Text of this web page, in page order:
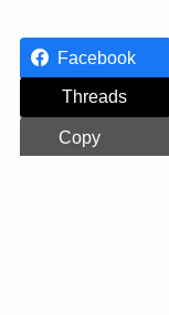
Facebook
Threads
Copy